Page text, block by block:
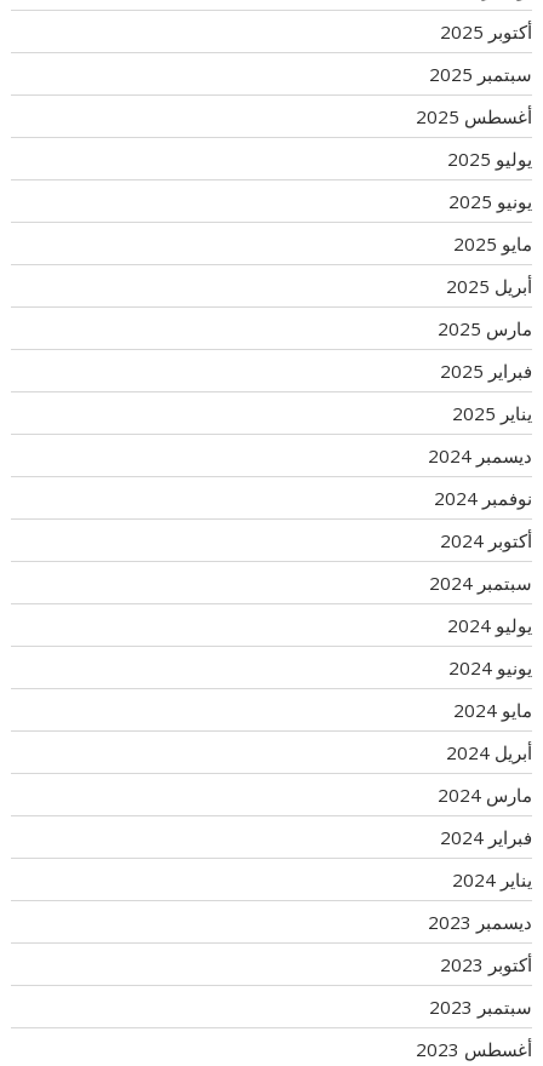
أكتوبر 2025
سبتمبر 2025
أغسطس 2025
يوليو 2025
يونيو 2025
مايو 2025
أبريل 2025
مارس 2025
فبراير 2025
يناير 2025
ديسمبر 2024
نوفمبر 2024
أكتوبر 2024
سبتمبر 2024
يوليو 2024
يونيو 2024
مايو 2024
أبريل 2024
مارس 2024
فبراير 2024
يناير 2024
ديسمبر 2023
أكتوبر 2023
سبتمبر 2023
أغسطس 2023